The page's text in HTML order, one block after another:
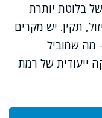
בלוטת יותרת
תקין. יש מקרים
מה שמוביל
ייעודית של רמת